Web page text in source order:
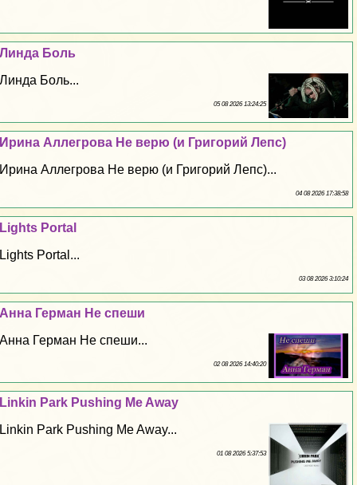
Линда Боль
Линда Боль...
05 08 2026 13:24:25
Ирина Аллегрова Не верю (и Григорий Лепс)
Ирина Аллегрова Не верю (и Григорий Лепс)...
04 08 2026 17:38:58
Lights Portal
Lights Portal...
03 08 2026 3:10:24
Анна Герман Не спеши
Анна Герман Не спеши...
02 08 2026 14:40:20
Linkin Park Pushing Me Away
Linkin Park Pushing Me Away...
01 08 2026 5:37:53